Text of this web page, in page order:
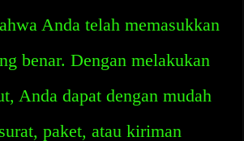
Anda telah memasukkan
benar. Dengan melakukan
Anda dapat dengan mudah
paket, atau kiriman